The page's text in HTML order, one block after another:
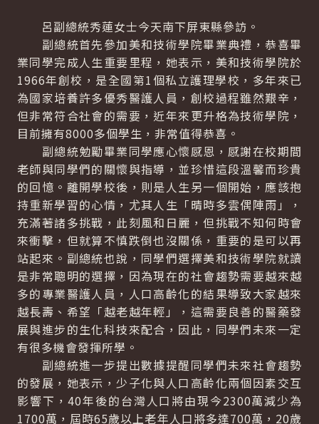
呂副總統秀蓮女士今天南下屏東縣參訪。
副總統首先參加美和技術學院畢業典禮，恭喜畢
業同學完成人生重要里程，她表示，美和技術學院於
1966年創校，是全國第1個私立護理學校，多年來已
為國家培養許多優秀醫護人員，創校過程雖然艱辛，
但非常符合社會的需要，近年來更升格為技術學院，
目前擁有8000多個學生，非常值得恭喜。
副總統勉勵畢業同學應心懷感恩，感謝在校期間
老師與同學們的關懷與指導，並珍惜這段溫馨而珍貴
的回憶。離開學校後，則是人生另一個開始，應該抱
持重新學習的心情，尤其人生「晴時多雲偶陣雨」，
充滿著諸多挑戰，此刻風和日麗，但挑戰不知何時會
來衝擊，但就算不慎跌倒也沒關係，重要的是可以再
站起來。副總統也說，同學們選擇美和技術學院就讀
是非常聰明的選擇，因為現在的社會趨勢需要越來越
多的專業醫護人員，人口高齡化的結果導致大家越來
越長壽、希望「越老越年輕」，這需要良善的醫藥發
展與進步的生化科技來配合，因此，同學們未來一定
有很多機會發揮所學。
副總統進一步提出數據提醒同學們未來社會趨勢
的發展，她表示，少子化與人口高齡化兩個因素交互
影響下，40年後的台灣人口將由現今2300萬減少為
1700萬，屆時65歲以上老年人口將多達700萬，20歲